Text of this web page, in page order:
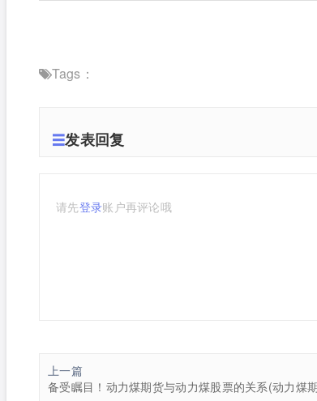
Tags：
发表回复
请先登录账户再评论哦
上一篇